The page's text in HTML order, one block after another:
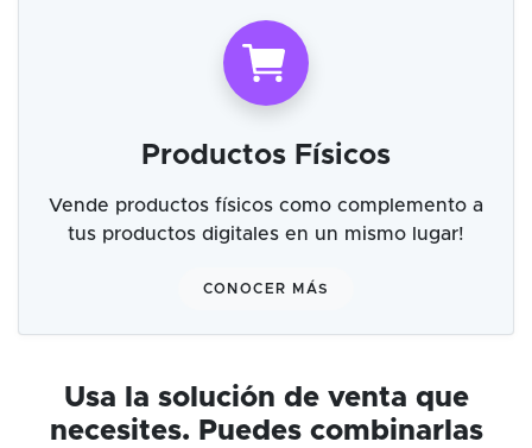
Productos Físicos
Vende productos físicos como complemento a
tus productos digitales en un mismo lugar!
CONOCER MÁS
Usa la solución de venta que
necesites. Puedes combinarlas